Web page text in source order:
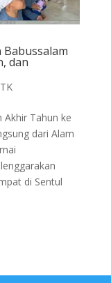
Babussalam
dan
TK
Akhir Tahun ke
dari Alam
di Sentul